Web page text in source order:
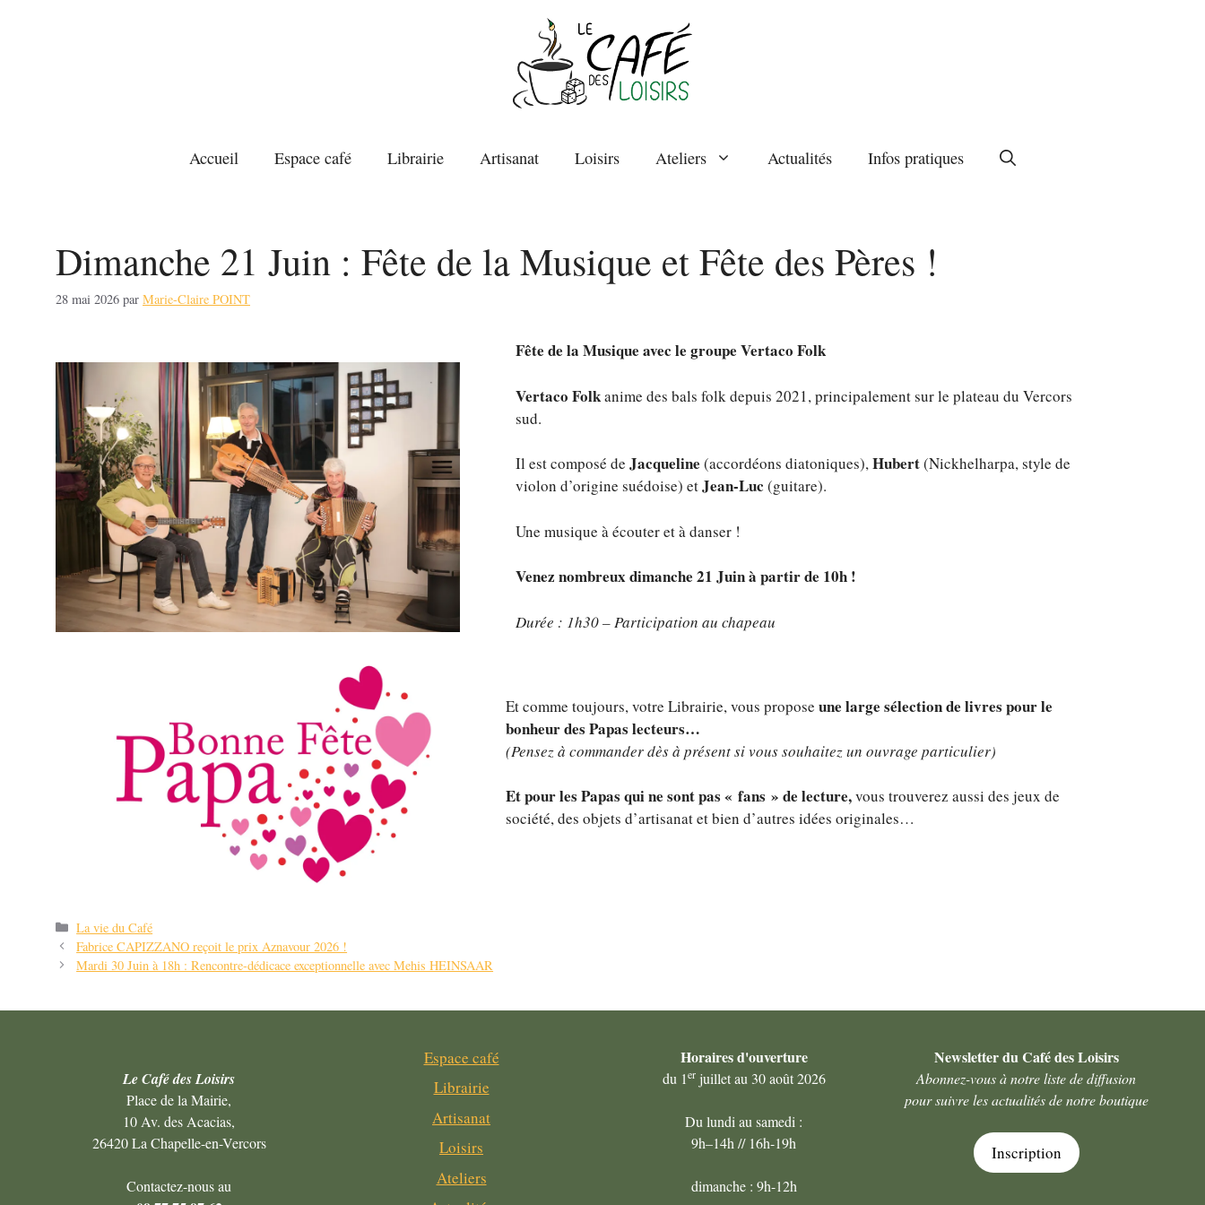
Accueil Espace café Librairie Artisanat Loisirs Ateliers Actualités Infos pratiques
Dimanche 21 Juin : Fête de la Musique et Fête des Pères !
28 mai 2026 par Marie-Claire POINT
Fête de la Musique avec le groupe Vertaco Folk
Vertaco Folkanime des bals folk depuis 2021, principalement sur le plateau du Vercors
sud.
Il est composé de Jacqueline (accordéons diatoniques),Hubert(Nickhelharpa, style de
violon d’origine suédoise) etJean-Luc (guitare).
Une musique à écouter et à danser !
Venez nombreux dimanche 21 Juin à partir de 10h !
Durée : 1h30 – Participation au chapeau
Et comme toujours, votre Librairie, vous propose une large sélection de livres pour le
bonheur des Papas lecteurs…
(Pensez à commander dès à présent si vous souhaitez un ouvrage particulier)
Et pour les Papas qui ne sont pas « fans » de lecture,vous trouverez aussi des jeux de
société, des objets d’artisanat et bien d’autres idées originales…
Catégories
La vie du Café
Navigation
des
Fabrice CAPIZZANO reçoit le prix Aznavour 2026 !
Mardi 30 Juin à 18h : Rencontre-dédicace exceptionnelle avec Mehis HEINSAAR
Le Café des Loisirs
Place de la Mairie,
10 Av. des Acacias,
26420 La Chapelle-en-Vercors
Contactez-nous au
Espace café
Librairie
Artisanat
Loisirs
Ateliers
Horairesd'ouverture
du 1erjuillet au 30 août 2026
Du lundi au samedi :
9h–14h // 16h-19h
dimanche : 9h-12h
Newsletter du Café des Loisirs
Abonnez-vous à notre liste de diffusion
pour suivre les actualités de notre boutique
Inscription